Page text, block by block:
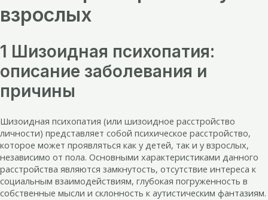
взрослых
1 Шизоидная психопатия:
описание заболевания и
причины
Шизоидная психопатия (или шизоидное расстройство
личности) представляет собой психическое расстройство,
которое может проявляться как у детей, так и у взрослых,
независимо от пола. Основными характеристиками данного
расстройства являются замкнутость, отсутствие интереса к
социальным взаимодействиям, глубокая погруженность в
собственные мысли и склонность к аутистическим фантазиям.